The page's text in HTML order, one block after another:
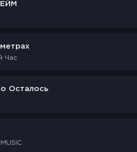
Час
Осталось